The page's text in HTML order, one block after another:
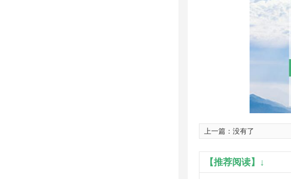
上一篇：没有了
【推荐阅读】↓